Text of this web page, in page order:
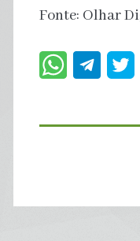
Fonte: Olhar